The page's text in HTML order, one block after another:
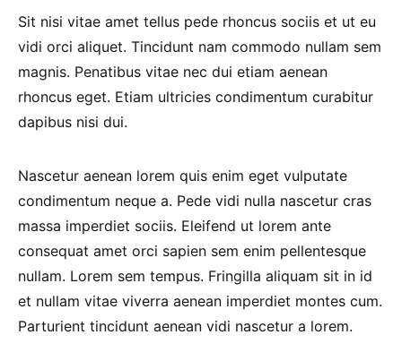
Sit nisi vitae amet tellus pede rhoncus sociis et ut eu
vidi orci aliquet. Tincidunt nam commodo nullam sem
magnis. Penatibus vitae nec dui etiam aenean
rhoncus eget. Etiam ultricies condimentum curabitur
dapibus nisi dui.
Nascetur aenean lorem quis enim eget vulputate
condimentum neque a. Pede vidi nulla nascetur cras
massa imperdiet sociis. Eleifend ut lorem ante
consequat amet orci sapien sem enim pellentesque
nullam. Lorem sem tempus. Fringilla aliquam sit in id
et nullam vitae viverra aenean imperdiet montes cum.
Parturient tincidunt aenean vidi nascetur a lorem.